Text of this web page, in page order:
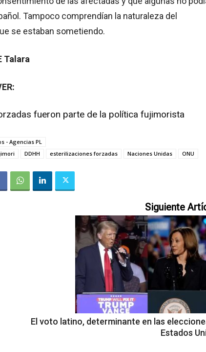
Tampoco comprendían la naturaleza del
se estaban sometiendo.
Talara
fueron parte de la política fujimorista
- Agencias PL
DDHH esterilizaciones forzadas Naciones Unidas ONU
Siguiente
El voto latino, determinante en las
Estados